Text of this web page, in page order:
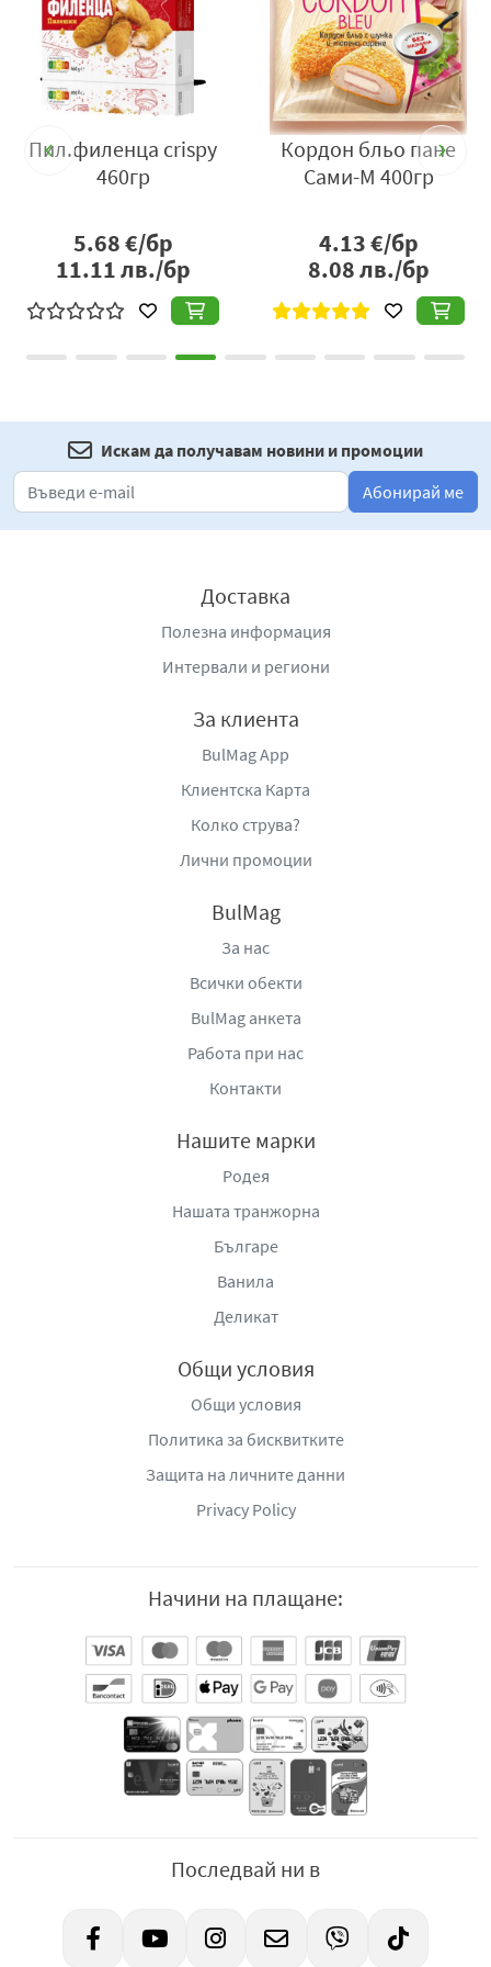
Пил.филенца crispy
460гр
5.68€/бр
11.11лв./бр
Кордон бльо пане
Сами-М 400гр
4.13€/бр
8.08лв./бр
Искам да получавам новини и промоции
Абонирай ме
Доставка
Полезна информация
Интервали и региони
За клиента
BulMag App
Клиентска Карта
Колко струва?
Лични промоции
BulMag
За нас
Всички обекти
BulMag анкета
Работа при нас
Контакти
Нашите марки
Родея
Нашата транжорна
Българе
Ванила
Деликат
Общи условия
Общи условия
Политика за бисквитките
Защита на личните данни
Privacy Policy
Начини на плащане:
Последвай ни в